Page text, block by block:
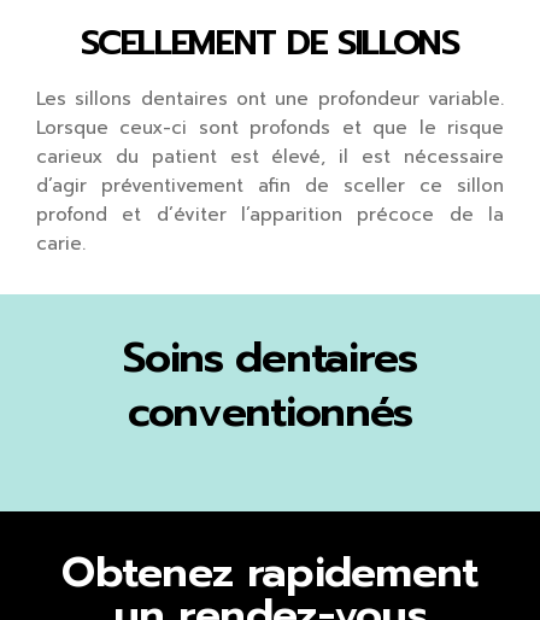
SCELLEMENT DE SILLONS
Les sillons dentaires ont une profondeur variable.
Lorsque ceux-ci sont profonds et que le risque
carieux du patient est élevé, il est nécessaire
d’agir préventivement afin de sceller ce sillon
profond et d’éviter l’apparition précoce de la
carie.
Soins dentaires
conventionnés
Obtenez rapidement